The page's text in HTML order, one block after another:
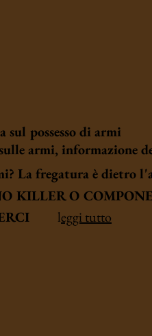
sul possesso
armi, informazione
La fregatura è
KILLER O
leggi tutto